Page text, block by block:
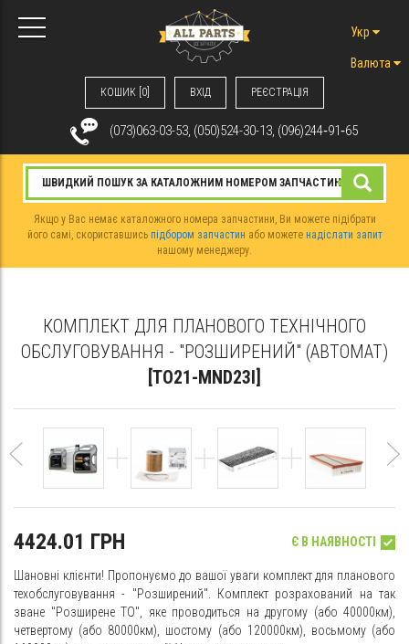
КОШИК [0] ВХIД РЕЄСТРАЦІЯ
Укр
Валюта
(073)063-03-53, (050)524-30-13, (096)244‑91‑65
Якщо у Вас немає каталожного номера запчастини, Ви можете підібрати
його самі, скориставшись підбором запчастин або можете надіслати запит
нашому менеджеру.
КОМПЛЕКТ ДЛЯ ПЛАНОВОГО ТЕХНІЧНОГО
ОБСЛУГОВУВАННЯ - "РОЗШИРЕНИЙ" (АВТОМАТ)
[TO21-MND23I]
4424.01 ГРН Є В НАЯВНОСТІ
Шановні клієнти! Пропонуємо до вашої уваги комплект для планового
техобслуговування - "Розширений". Комплект розрахований на так
зване "Розширене ТО", яке проводиться на другому (або 40000км),
четвертому (або 80000км), шостому (або 120000км), восьмому (або